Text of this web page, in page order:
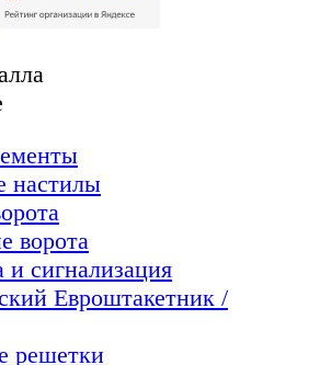
настилы
ворота
и сигнализация
Евроштакетник /
решетки